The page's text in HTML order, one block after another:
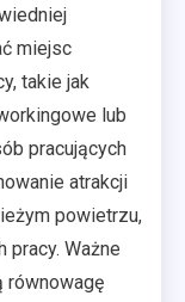
miejsc
takie jak
lub
pracujących
atrakcji
powietrzu,
pracy. Ważne
równowagę